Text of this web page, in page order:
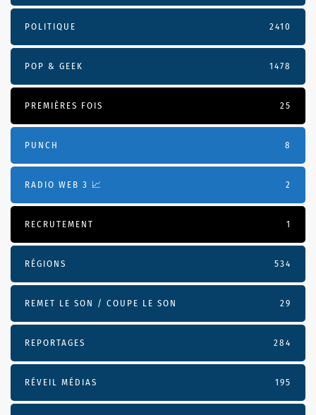
POLITIQUE 2410
POP & GEEK 1478
PREMIÈRES FOIS 25
PUNCH 8
RADIO WEB 3 📈 2
RECRUTEMENT 1
RÉGIONS 534
REMET LE SON / COUPE LE SON 29
REPORTAGES 284
RÉVEIL MÉDIAS 195